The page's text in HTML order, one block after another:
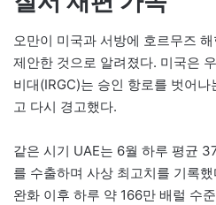
오만이 미국과 서방에 호르무즈
제안한 것으로 알려졌다. 미국은
비대(IRGC)는 승인 항로를 벗어
고 다시 경고했다.
같은 시기 UAE는 6월 하루 평균
를 수출하며 사상 최고치를 기록
완화 이후 하루 약 166만 배럴 수